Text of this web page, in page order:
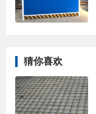
猜你喜欢